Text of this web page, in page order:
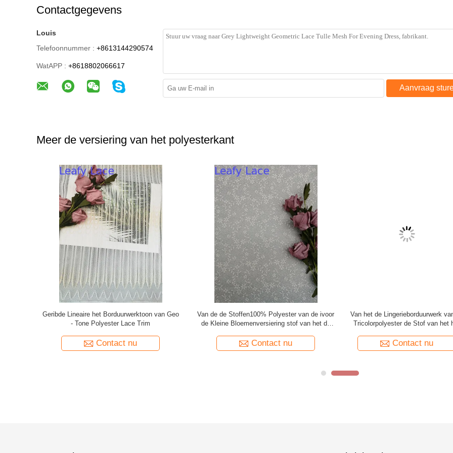
Contactgegevens
Louis
Telefoonnummer : +8613144290574
WatAPP : +8618802066617
Aanvraag
Meer de versiering van het polyesterkant
Van het de Lingerieborduurwerk van de
Tricolorpolyester de Stof van het het
Contact nu
Het lineaire overal van de het Kantversiering
van de Vlekpolyester Netwerk van Tulle Zwarte
Contact nu
Van het de Wimperkant van
kammosselpolyester Witte de
Contact nu